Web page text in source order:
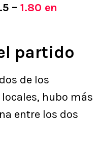
– 1.80 en
partido
de los
hubo más
entre los dos